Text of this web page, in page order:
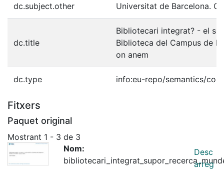
dc.subject.other Universitat de Barcelona.
dc.title
Bibliotecari integrat? - el
Biblioteca del Campus de
on anem
dc.type info:eu-repo/semantics/
Fitxers
Paquet original
Mostrant 1 - 3 de 3
Nom:
Desc
arreg